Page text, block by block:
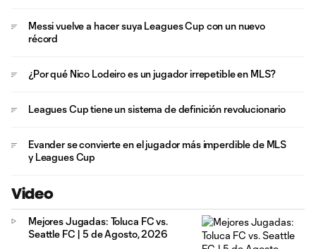
Messi vuelve a hacer suya Leagues Cup con un nuevo
récord
¿Por qué Nico Lodeiro es un jugador irrepetible en MLS?
Leagues Cup tiene un sistema de definición revolucionario
Evander se convierte en el jugador más imperdible de MLS
y Leagues Cup
Video
Mejores Jugadas: Toluca FC vs.
Seattle FC | 5 de Agosto, 2026